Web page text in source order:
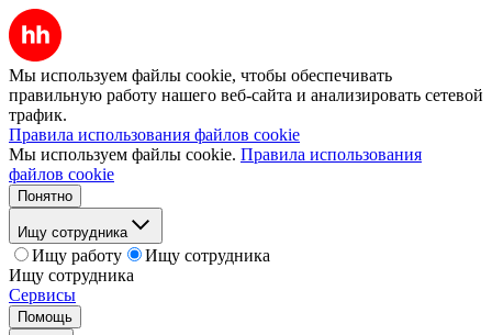
Мы используем файлы cookie, чтобы обеспечивать
правильную работу нашего веб-сайта и анализировать сетевой
трафик.
Правила использования файлов cookie
Мы используем файлы cookie. Правила использования
файлов cookie
Понятно
Ищу сотрудника
Ищу работу
Ищу сотрудника
Ищу сотрудника
Сервисы
Помощь